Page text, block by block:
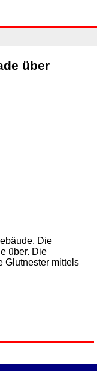
über
Die
über. Die
Glutnester mittels